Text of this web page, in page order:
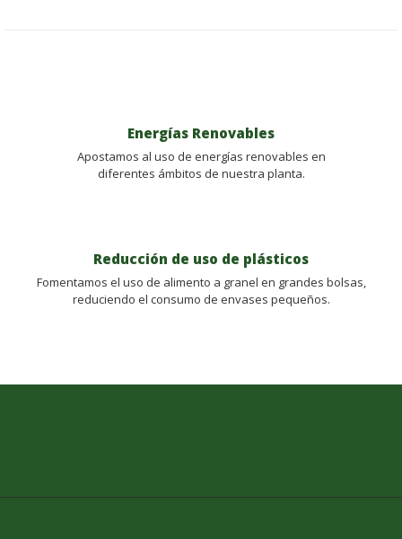
Energías Renovables
Apostamos al uso de energías renovables en
diferentes ámbitos de nuestra planta.
Reducción de uso de plásticos
Fomentamos el uso de alimento a granel en grandes bolsas,
reduciendo el consumo de envases pequeños.